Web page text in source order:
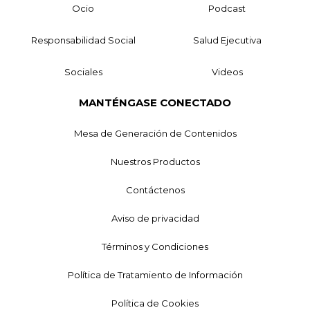
Ocio Podcast
Responsabilidad Social Salud Ejecutiva
Sociales Videos
MANTÉNGASE CONECTADO
Mesa de Generación de Contenidos
Nuestros Productos
Contáctenos
Aviso de privacidad
Términos y Condiciones
Política de Tratamiento de Información
Política de Cookies